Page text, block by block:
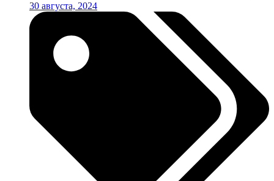
30 августа, 2024